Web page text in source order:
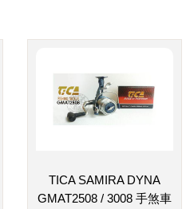
TICA SAMIRA DYNA
GMAT2508 / 3008 手煞車